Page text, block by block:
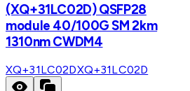
(XQ+31LC02D) QSFP28
module 40/100G SM 2km
1310nm CWDM4
XQ+31LC02DXQ+31LC02D